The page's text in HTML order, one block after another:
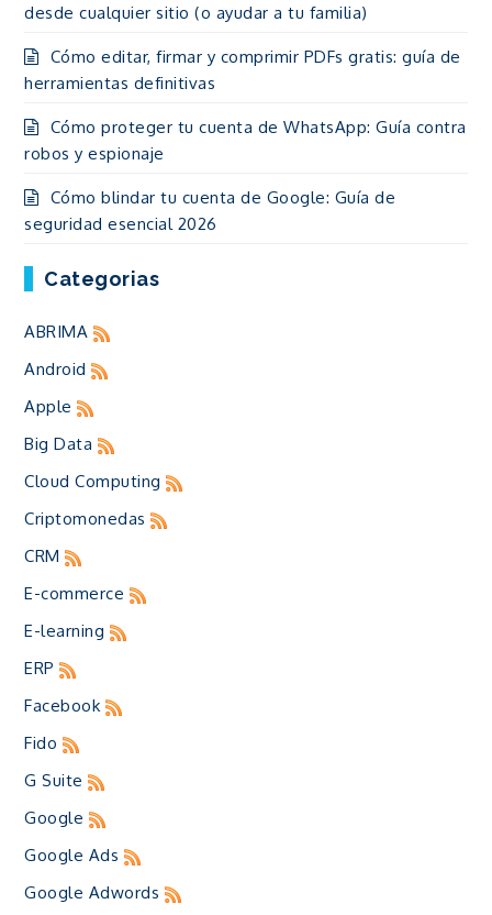
desde cualquier sitio (o ayudar a tu familia)
Cómo editar, firmar y comprimir PDFs gratis: guía de
herramientas definitivas
Cómo proteger tu cuenta de WhatsApp: Guía contra
robos y espionaje
Cómo blindar tu cuenta de Google: Guía de
seguridad esencial 2026
Categorias
ABRIMA
Android
Apple
Big Data
Cloud Computing
Criptomonedas
CRM
E-commerce
E-learning
ERP
Facebook
Fido
G Suite
Google
Google Ads
Google Adwords